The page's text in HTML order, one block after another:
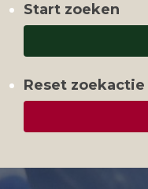
Start zoeken
Reset zoekactie